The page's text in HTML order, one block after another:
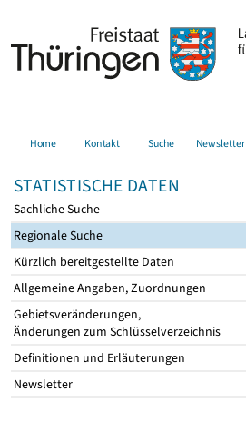
Home Kontakt Suche Newsletter
STATISTISCHE DATEN
Sachliche Suche
Regionale Suche
Kürzlich bereitgestellte Daten
Allgemeine Angaben, Zuordnungen
Gebietsveränderungen,
Änderungen zum Schlüsselverzeichnis
Definitionen und Erläuterungen
Newsletter